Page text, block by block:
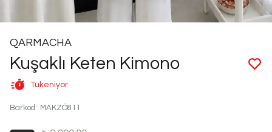
QARMACHA
Kuşaklı Keten Kimono
Tükeniyor
Barkod : MAKZÖ811